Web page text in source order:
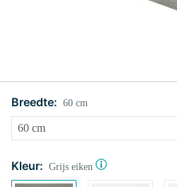
Breedte: 60 cm
Kleur: Grijs eiken